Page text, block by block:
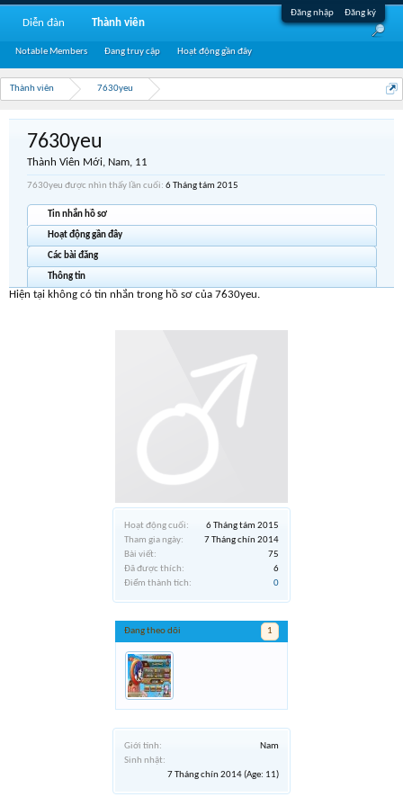
Đăng nhập Đăng ký
Thành viên 7630yeu
Hoạt động cuối:
6 Tháng tám 2015
Tham gia ngày:
7 Tháng chín 2014
Bài viết:
75
Đã được thích:
6
Điểm thành tích:
0
Đang theo dõi 1
Giới tính:
Nam
Sinh nhật:
7 Tháng chín 2014(Age: 11)
7630yeu
Thành Viên Mới, Nam, 11
7630yeu được nhìn thấy lần cuối: 6 Tháng tám 2015
Tin nhắn hồ sơ
Hoạt động gần đây
Các bài đăng
Thông tin
Hiện tại không có tin nhắn trong hồ sơ của 7630yeu.
Diễn đàn Thành viên
Notable Members Đang truy cập Hoạt động gần đây